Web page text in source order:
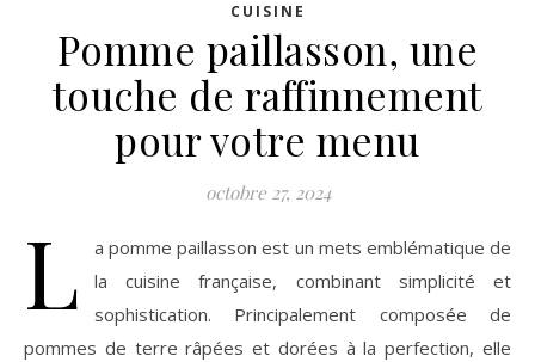
CUISINE
Pomme paillasson, une
touche de raffinnement
pour votre menu
octobre 27, 2024
L
a pomme paillasson est un mets emblématique de
la cuisine française, combinant simplicité et
sophistication. Principalement composée de
pommes de terre râpées et dorées à la perfection, elle